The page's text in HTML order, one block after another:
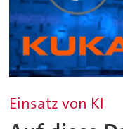
Einsatz von KI